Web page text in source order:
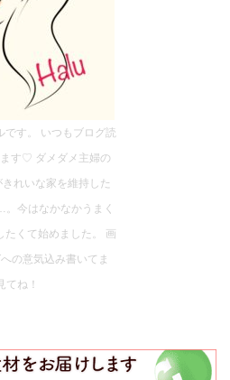
です。 いつもブログ読
す♡ ダメダメ主婦の
れいな家を維持した
今はなかなかうまく
たくて始めました。 画
の意気込み書いてま
ね！